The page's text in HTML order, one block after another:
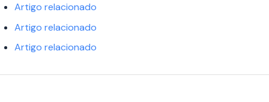
Artigo relacionado
Artigo relacionado
Artigo relacionado